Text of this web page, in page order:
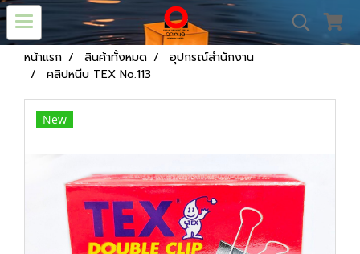
หน้าแรก สินค้าทั้งหมด
อุปกรณ์สำนักงาน
คลิปหนีบ TEX No.113
New